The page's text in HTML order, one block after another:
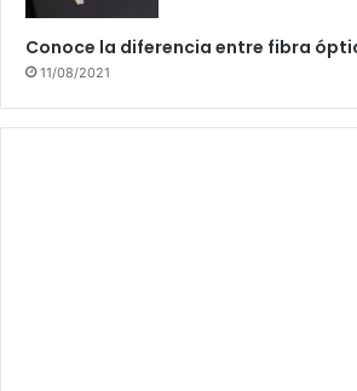
Conoce la diferencia entre fibra
11/08/2021